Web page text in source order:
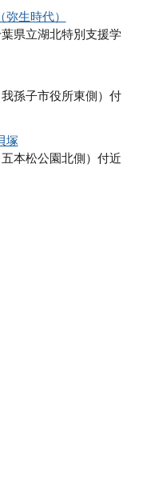
生時代）
県立湖北特別支援学
孫子市役所東側）付
塚
本松公園北側）付近